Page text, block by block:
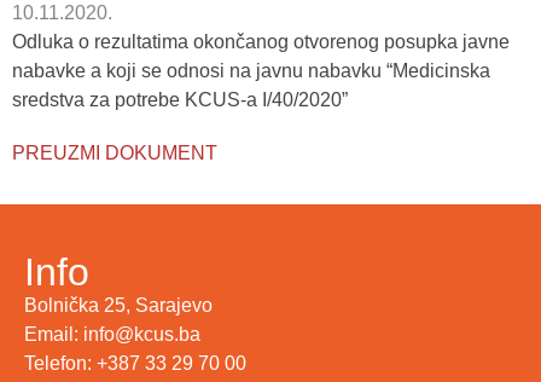
10.11.2020.
Odluka o rezultatima okončanog otvorenog posupka javne
nabavke a koji se odnosi na javnu nabavku “Medicinska
sredstva za potrebe KCUS-a I/40/2020”
PREUZMI DOKUMENT
Info
Bolnička 25, Sarajevo
Email: info@kcus.ba
Telefon: +387 33 29 70 00